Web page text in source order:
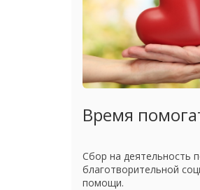
Время
Сбор на деятельность
благотворительной
помощи.